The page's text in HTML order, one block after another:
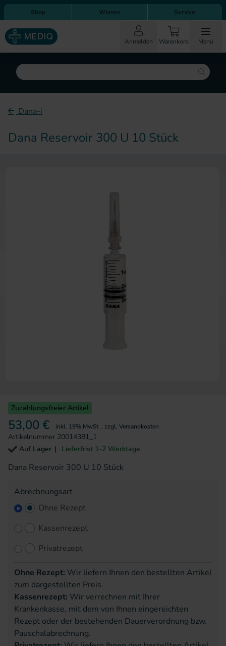
Direkt zum Inhalt
Direkt zur Hauptnavigation
Shop Wissen Service
Anmelden Warenkorb Menü
Suche
Dana-i
Dana Reservoir 300 U 10 Stück
53,00 € inkl. 19% MwSt. , zzgl. Versandkosten
Zuzahlungsfreier Artikel
Artikelnummer 20014381_1
Auf Lager
Lieferfrist 1-2 Werktage
Dana Reservoir 300 U 10 Stück
Abrechnungsart
Ohne Rezept
Kassenrezept
Privatrezept
Ohne Rezept: Wir liefern Ihnen den bestellten Artikel
zum dargestellten Preis.
Kassenrezept: Wir verrechnen mit Ihrer
Krankenkasse, mit dem von Ihnen eingereichten
Rezept oder der bestehenden Dauerverordnung bzw.
Pauschalabrechnung.